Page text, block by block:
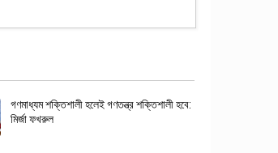
গণমাধ্যম শক্তিশালী হলেই গণতন্ত্র শক্তিশালী হবে:
মির্জা ফখরুল